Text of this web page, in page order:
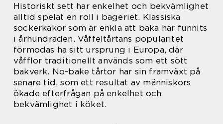
Historiskt sett har enkelhet och bekvämlighet
alltid spelat en roll i bageriet. Klassiska
sockerkakor som är enkla att baka har funnits
i århundraden. Våffeltårtans popularitet
förmodas ha sitt ursprung i Europa, där
våfflor traditionellt används som ett sött
bakverk. No-bake tårtor har sin framväxt på
senare tid, som ett resultat av människors
ökade efterfrågan på enkelhet och
bekvämlighet i köket.